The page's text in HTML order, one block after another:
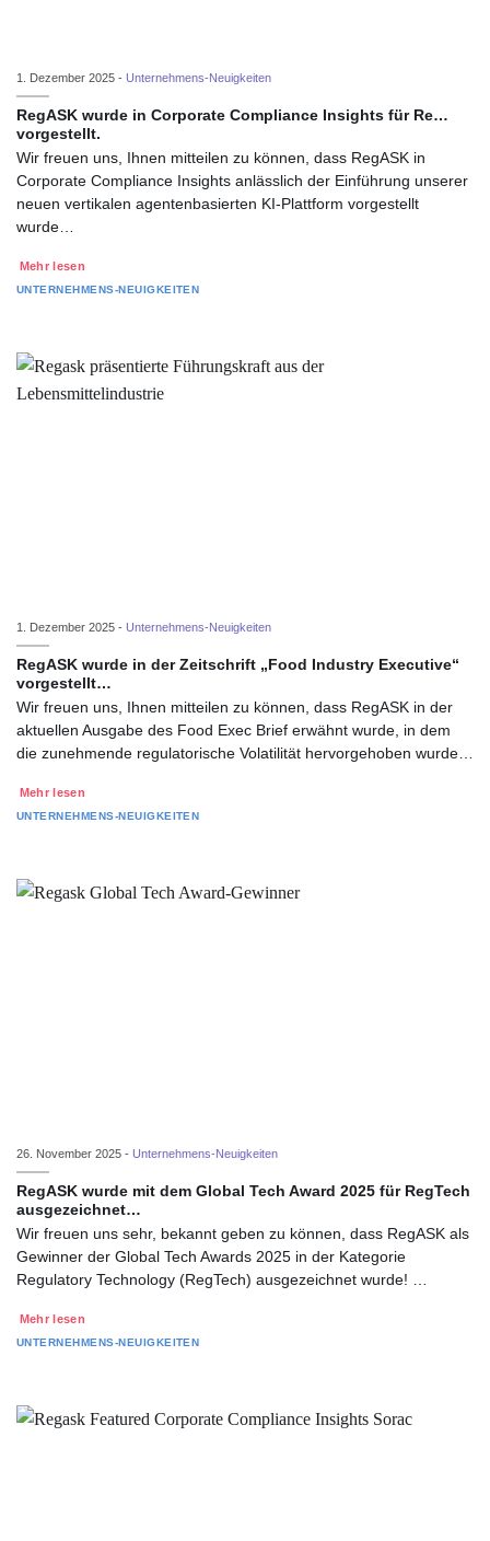
1. Dezember 2025 - Unternehmens-Neuigkeiten
RegASK wurde in Corporate Compliance Insights für Re…
vorgestellt.
Wir freuen uns, Ihnen mitteilen zu können, dass RegASK in
Corporate Compliance Insights anlässlich der Einführung unserer
neuen vertikalen agentenbasierten KI-Plattform vorgestellt
wurde…
Mehr lesen
UNTERNEHMENS-NEUIGKEITEN
1. Dezember 2025 - Unternehmens-Neuigkeiten
RegASK wurde in der Zeitschrift „Food Industry Executive“
vorgestellt…
Wir freuen uns, Ihnen mitteilen zu können, dass RegASK in der
aktuellen Ausgabe des Food Exec Brief erwähnt wurde, in dem
die zunehmende regulatorische Volatilität hervorgehoben wurde…
Mehr lesen
UNTERNEHMENS-NEUIGKEITEN
26. November 2025 - Unternehmens-Neuigkeiten
RegASK wurde mit dem Global Tech Award 2025 für RegTech
ausgezeichnet…
Wir freuen uns sehr, bekannt geben zu können, dass RegASK als
Gewinner der Global Tech Awards 2025 in der Kategorie
Regulatory Technology (RegTech) ausgezeichnet wurde! …
Mehr lesen
UNTERNEHMENS-NEUIGKEITEN